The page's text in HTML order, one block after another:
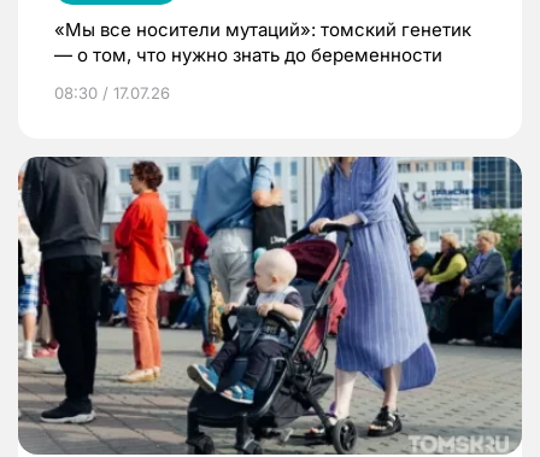
«Мы все носители мутаций»: томский генетик
— о том, что нужно знать до беременности
08:30 / 17.07.26